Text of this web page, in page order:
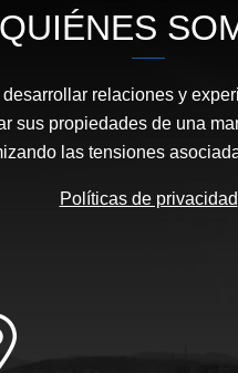
QUIÉNES
relaciones y
sus propiedades de una
las tensiones
Políticas de privacidad